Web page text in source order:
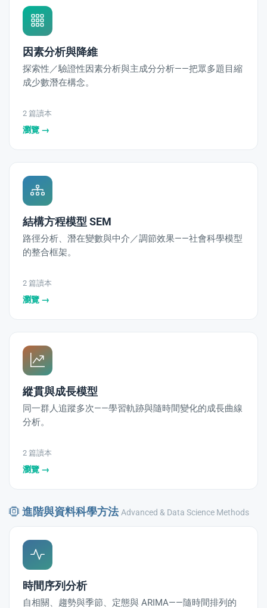
因素分析與降維
探索性／驗證性因素分析與主成分分析——把眾多題目縮
成少數潛在構念。
2 篇讀本
瀏覽 →
結構方程模型 SEM
路徑分析、潛在變數與中介／調節效果——社會科學模型
的整合框架。
2 篇讀本
瀏覽 →
縱貫與成長模型
同一群人追蹤多次——學習軌跡與隨時間變化的成長曲線
分析。
2 篇讀本
瀏覽 →
進階與資料科學方法 Advanced & Data Science Methods
時間序列分析
自相關、趨勢與季節、定態與 ARIMA——隨時間排列的